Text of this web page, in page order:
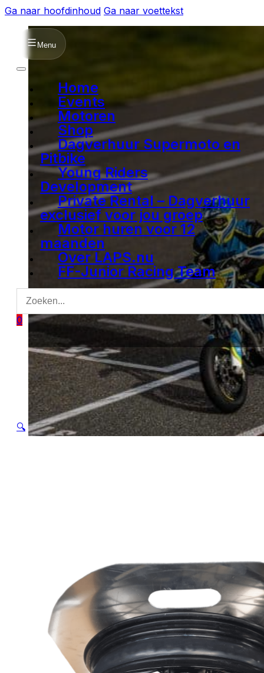
Ga naar hoofdinhoud Ga naar voettekst
Menu
Home
Events
Motoren
Shop
Dagverhuur Supermoto en
Pitbike
Young Riders
Development
Private Rental – Dagverhuur
exclusief voor jou groep
Motor huren voor 12
maanden
Over LAPS.nu
FF-Junior Racing Team
0
🔍